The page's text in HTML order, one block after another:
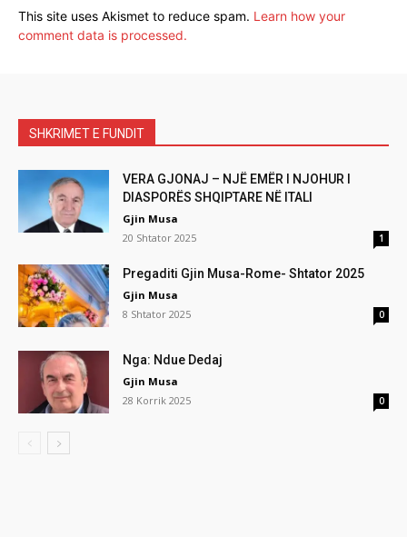
This site uses Akismet to reduce spam. Learn how your
comment data is processed.
SHKRIMET E FUNDIT
VERA GJONAJ – NJË EMËR I NJOHUR I
DIASPORËS SHQIPTARE NË ITALI
Gjin Musa
20 Shtator 2025
1
Pregaditi Gjin Musa-Rome- Shtator 2025
Gjin Musa
8 Shtator 2025
0
Nga: Ndue Dedaj
Gjin Musa
28 Korrik 2025
0